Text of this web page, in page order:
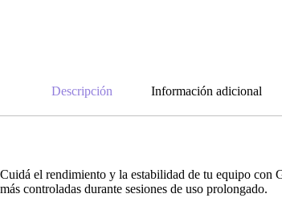
Descripción Información adicional
Cuidá el rendimiento y la estabilidad de tu equipo con
más controladas durante sesiones de uso prolongado.